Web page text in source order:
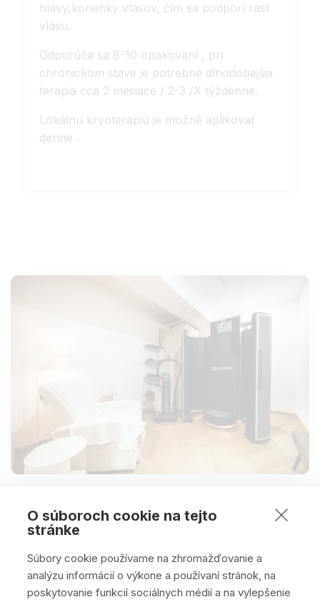
hlavy,korienky vlasov, čím sa podporí rast
vlasu.
Odporúča sa 8-10 opakovaní , pri
chronickom stave je potrebné dlhodobejšia
terapia cca 2 mesiace / 2-3 /X týždenne.
Lokálnu kryoterapiu je možné aplikovať
denne .
O súboroch cookie na tejto
stránke
Súbory cookie používame na zhromažďovanie a
analýzu informácií o výkone a používaní stránok, na
poskytovanie funkcií sociálnych médií a na vylepšenie